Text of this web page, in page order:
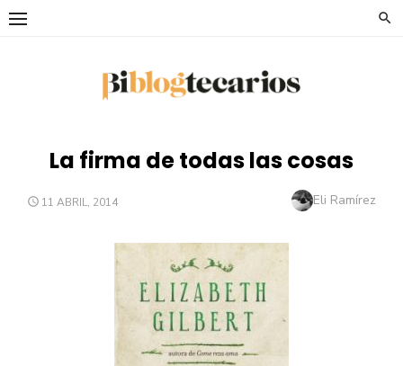
Saltar
La firma de todas las cosas
PUBLICADO
11 ABRIL, 2014 Autor
Eli Ramírez